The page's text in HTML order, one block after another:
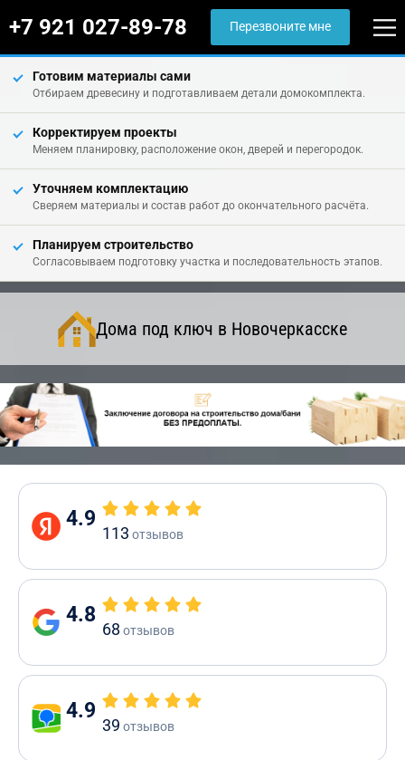
+7 921 027-89-78 Перезвоните мне
Готовим материалы сами
Отбираем древесину и подготавливаем детали домокомплекта.
Корректируем проекты
Меняем планировку, расположение окон, дверей и перегородок.
Уточняем комплектацию
Сверяем материалы и состав работ до окончательного расчёта.
Планируем строительство
Согласовываем подготовку участка и последовательность этапов.
Дома под ключ в Новочеркасске
4.9
113 отзывов
4.8
68 отзывов
4.9
39 отзывов